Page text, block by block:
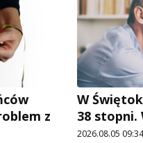
z
W
38 stopni.
2026.08.05 09:34